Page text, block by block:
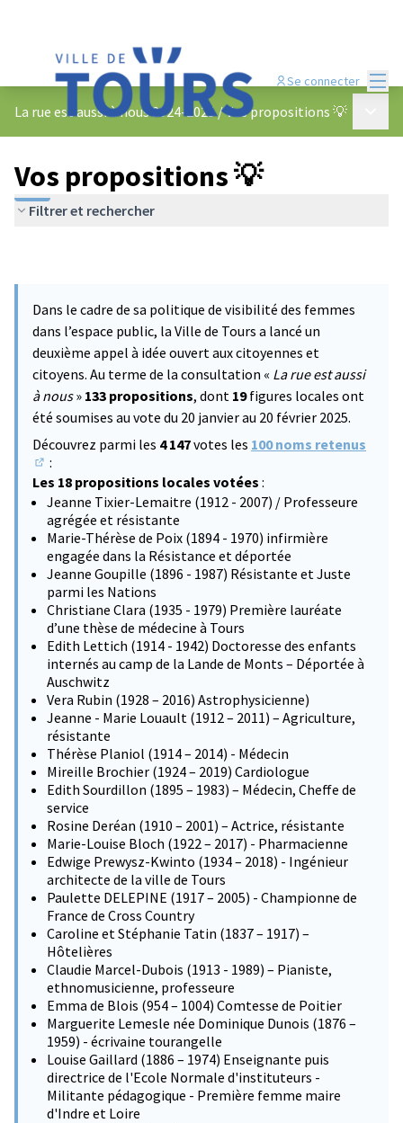
Se connecter
La rue est aussi à nous 2024-2025 /Vos propositions 💡
Vos propositions 💡
Filtrer et rechercher
Dans le cadre de sa politique de visibilité des femmes
dans l’espace public, la Ville de Tours a lancé un
deuxième appel à idée ouvert aux citoyennes et
citoyens. Au terme de la consultation « La rue est aussi
à nous» 133 propositions, dont 19figures locales ont
été soumises au vote du 20 janvier au 20 février 2025.
Découvrez parmi les 4 147votes les 100 noms retenus
(S'ouvre dans un nouvel onglet)
:
Les 18 propositions locales votées :
Jeanne Tixier-Lemaitre (1912 - 2007) / Professeure
agrégée et résistante
Marie-Thérèse de Poix (1894 - 1970) infirmière
engagée dans la Résistance et déportée
Jeanne Goupille (1896 - 1987) Résistante et Juste
parmi les Nations
Christiane Clara (1935 - 1979) Première lauréate
d’une thèse de médecine à Tours
Edith Lettich (1914 - 1942) Doctoresse des enfants
internés au camp de la Lande de Monts – Déportée à
Auschwitz
Vera Rubin (1928 – 2016) Astrophysicienne)
Jeanne - Marie Louault (1912 – 2011) – Agriculture,
résistante
Thérèse Planiol (1914 – 2014) - Médecin
Mireille Brochier (1924 – 2019) Cardiologue
Edith Sourdillon (1895 – 1983) – Médecin, Cheffe de
service
Rosine Deréan (1910 – 2001) – Actrice, résistante
Marie-Louise Bloch (1922 – 2017) - Pharmacienne
Edwige Prewysz-Kwinto (1934 – 2018) - Ingénieur
architecte de la ville de Tours
Paulette DELEPINE (1917 – 2005) - Championne de
France de Cross Country
Caroline et Stéphanie Tatin (1837 – 1917) –
Hôtelières
Claudie Marcel-Dubois (1913 - 1989) – Pianiste,
ethnomusicienne, professeure
Emma de Blois (954 – 1004) Comtesse de Poitier
Marguerite Lemesle née Dominique Dunois (1876 –
1959) - écrivaine tourangelle
Louise Gaillard (1886 – 1974) Enseignante puis
directrice de l'Ecole Normale d'instituteurs -
Militante pédagogique - Première femme maire
d'Indre et Loire